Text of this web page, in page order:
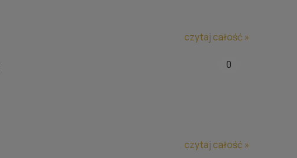
czytaj całość »
0
czytaj całość »